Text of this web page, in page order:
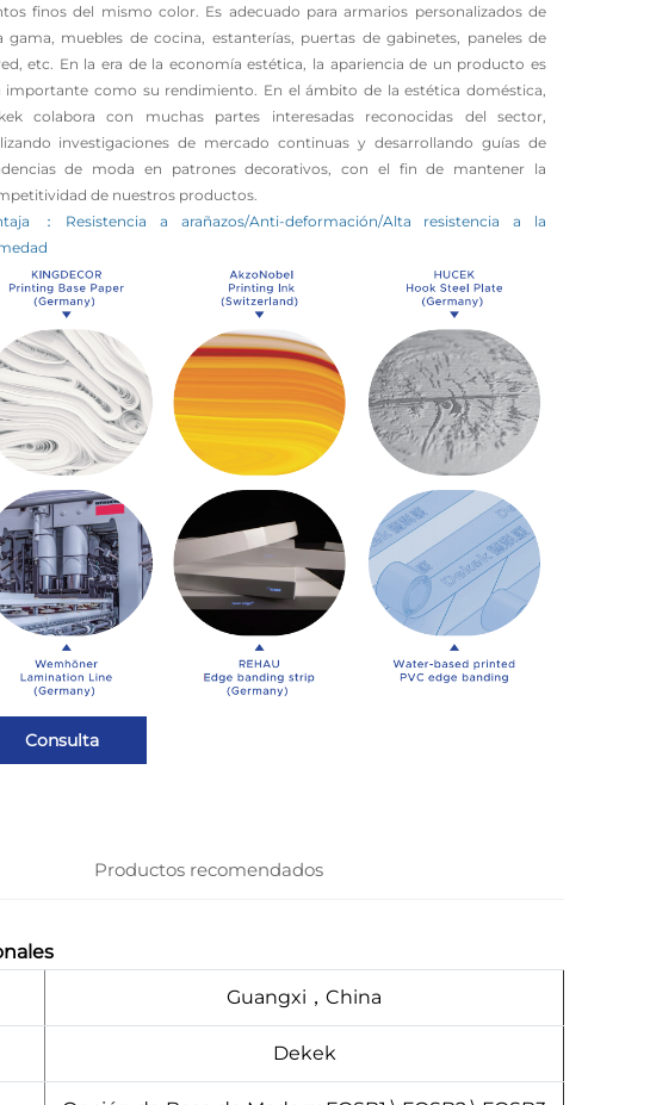
finos del mismo color. Es adecuado para armarios personalizados de
gama, muebles de cocina, estanterías, puertas de gabinetes, paneles de
etc. En la era de la economía estética, la apariencia de un producto es
importante como su rendimiento. En el ámbito de la estética doméstica,
colabora con muchas partes interesadas reconocidas del sector,
investigaciones de mercado continuas y desarrollando guías de
de moda en patrones decorativos, con el fin de mantener la
de nuestros productos.
： Resistencia a arañazos/Anti-deformación/Alta resistencia a la
Consulta
Productos recomendados
Guangxi，China
Dekek